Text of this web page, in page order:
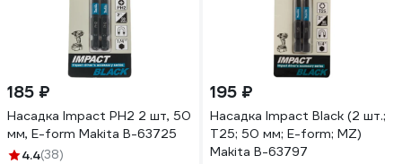
185 ₽
Насадка Impact PH2 2 шт, 50
мм, Е-form Makita B-63725
4.4(38)
195 ₽
Насадка Impact Black (2 шт.;
T25; 50 мм; E-form; MZ)
Makita B-63797